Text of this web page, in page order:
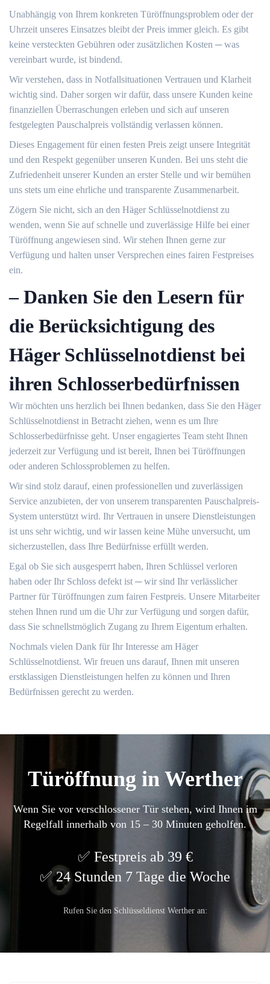
Unabhängig von Ihrem konkreten Türöffnungsproblem oder der
Uhrzeit unseres Einsatzes bleibt der Preis immer gleich.​ Es gibt
keine versteckten Gebühren oder zusätzlichen Kosten ─ was
vereinbart wurde, ist bindend.​
Wir verstehen, dass in Notfallsituationen Vertrauen und Klarheit
wichtig sind. Daher sorgen wir dafür, dass unsere Kunden keine
finanziellen Überraschungen erleben und sich auf unseren
festgelegten Pauschalpreis vollständig verlassen können.
Dieses Engagement für einen festen Preis zeigt unsere Integrität
und den Respekt gegenüber unseren Kunden.​ Bei uns steht die
Zufriedenheit unserer Kunden an erster Stelle und wir bemühen
uns stets um eine ehrliche und transparente Zusammenarbeit.
Zögern Sie nicht, sich an den Häger Schlüsselnotdienst zu
wenden, wenn Sie auf schnelle und zuverlässige Hilfe bei einer
Türöffnung angewiesen sind.​ Wir stehen Ihnen gerne zur
Verfügung und halten unser Versprechen eines fairen Festpreises
ein.​
– Danken Sie den Lesern für
die Berücksichtigung des
Häger Schlüsselnotdienst bei
ihren Schlosserbedürfnissen
Wir möchten uns herzlich bei Ihnen bedanken, dass Sie den Häger
Schlüsselnotdienst in Betracht ziehen, wenn es um Ihre
Schlosserbedürfnisse geht.​ Unser engagiertes Team steht Ihnen
jederzeit zur Verfügung und ist bereit, Ihnen bei Türöffnungen
oder anderen Schlossproblemen zu helfen.​
Wir sind stolz darauf, einen professionellen und zuverlässigen
Service anzubieten, der von unserem transparenten Pauschalpreis-
System unterstützt wird.​ Ihr Vertrauen in unsere Dienstleistungen
ist uns sehr wichtig, und wir lassen keine Mühe unversucht, um
sicherzustellen, dass Ihre Bedürfnisse erfüllt werden.​
Egal ob Sie sich ausgesperrt haben, Ihren Schlüssel verloren
haben oder Ihr Schloss defekt ist ─ wir sind Ihr verlässlicher
Partner für Türöffnungen zum fairen Festpreis. Unsere Mitarbeiter
stehen Ihnen rund um die Uhr zur Verfügung und sorgen dafür,
dass Sie schnellstmöglich Zugang zu Ihrem Eigentum erhalten.​
Nochmals vielen Dank für Ihr Interesse am Häger
Schlüsselnotdienst.​ Wir freuen uns darauf, Ihnen mit unseren
erstklassigen Dienstleistungen helfen zu können und Ihren
Bedürfnissen gerecht zu werden.​
Türöffnung in Werther
Wenn Sie vor verschlossener Tür stehen, wird Ihnen im
Regelfall innerhalb von 15 – 30 Minuten geholfen.
Festpreis ab 39 €
24 Stunden 7 Tage die Woche
Rufen Sie den Schlüsseldienst Werther an: